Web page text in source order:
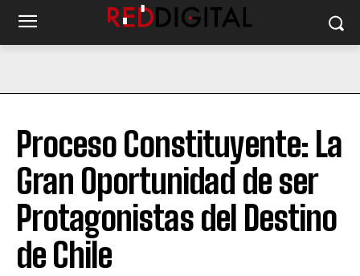
Proceso Constituyente: La
Gran Oportunidad de ser
Protagonistas del Destino
de Chile